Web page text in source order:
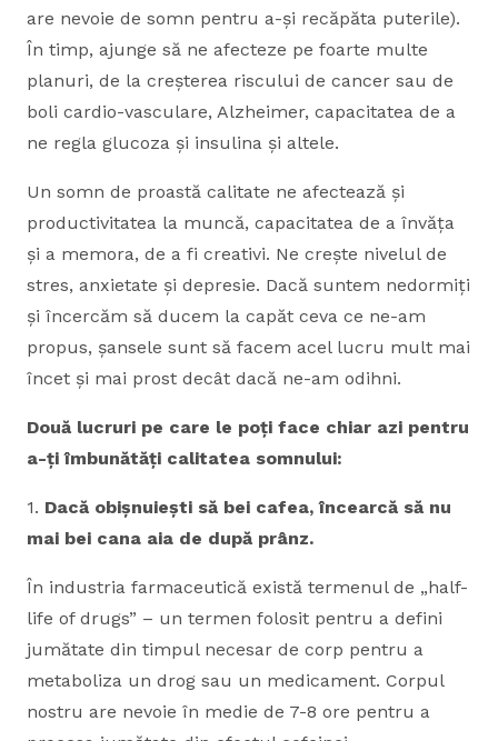
are nevoie de somn pentru a-și recăpăta puterile).
În timp, ajunge să ne afecteze pe foarte multe
planuri, de la creșterea riscului de cancer sau de
boli cardio-vasculare, Alzheimer, capacitatea de a
ne regla glucoza și insulina și altele.
Un somn de proastă calitate ne afectează și
productivitatea la muncă, capacitatea de a învăța
și a memora, de a fi creativi. Ne crește nivelul de
stres, anxietate și depresie. Dacă suntem nedormiți
și încercăm să ducem la capăt ceva ce ne-am
propus, șansele sunt să facem acel lucru mult mai
încet și mai prost decât dacă ne-am odihni.
Două lucruri pe care le poți face chiar azi pentru
a-ți îmbunătăți calitatea somnului:
1. Dacă obișnuiești să bei cafea, încearcă să nu
mai bei cana aia de după prânz.
În industria farmaceutică există termenul de „half-
life of drugs” – un termen folosit pentru a defini
jumătate din timpul necesar de corp pentru a
metaboliza un drog sau un medicament. Corpul
nostru are nevoie în medie de 7-8 ore pentru a